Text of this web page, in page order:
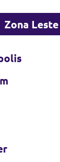
Zona Leste